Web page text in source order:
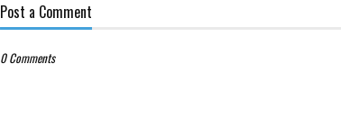
Post a Comment
0 Comments